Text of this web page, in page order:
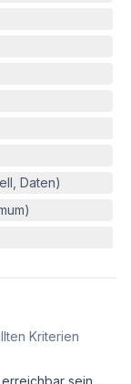
Daten)
Kriterien
sein,